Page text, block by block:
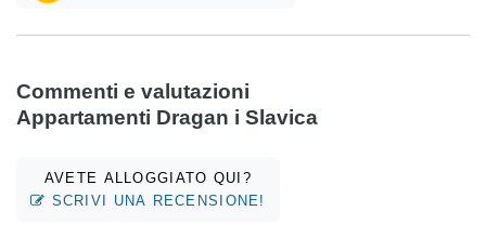
Commenti e valutazioni
Appartamenti Dragan i Slavica
AVETE ALLOGGIATO QUI?
SCRIVI UNA RECENSIONE!